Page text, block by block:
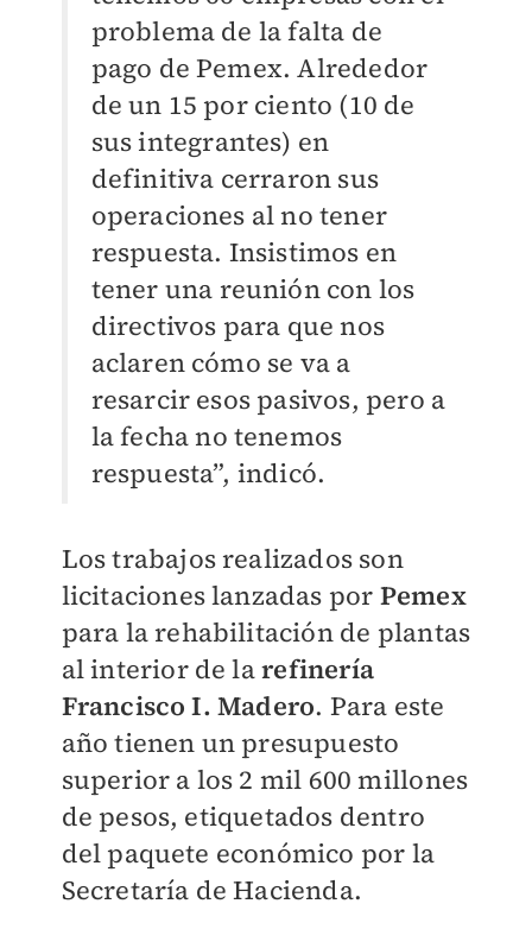
problema de la falta de
pago de Pemex. Alrededor
de un 15 por ciento (10 de
sus integrantes) en
definitiva cerraron sus
operaciones al no tener
respuesta. Insistimos en
tener una reunión con los
directivos para que nos
aclaren cómo se va a
resarcir esos pasivos, pero a
la fecha no tenemos
respuesta”, indicó.
Los trabajos realizados son
licitaciones lanzadas por Pemex
para la rehabilitación de plantas
al interior de larefinería
Francisco I. Madero. Para este
año tienen un presupuesto
superior a los 2 mil 600 millones
de pesos, etiquetados dentro
del paquete económico por la
Secretaría de Hacienda.